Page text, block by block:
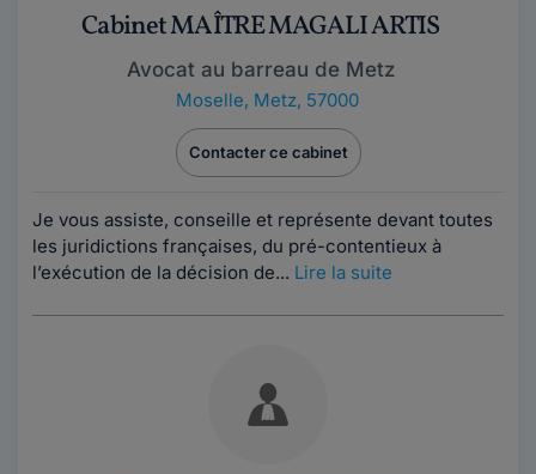
Cabinet MAÎTRE MAGALI ARTIS
Avocat au barreau de Metz
Moselle, Metz, 57000
Contacter ce cabinet
Je vous assiste, conseille et représente devant toutes
les juridictions françaises, du pré-contentieux à
l’exécution de la décision de... Lire la suite